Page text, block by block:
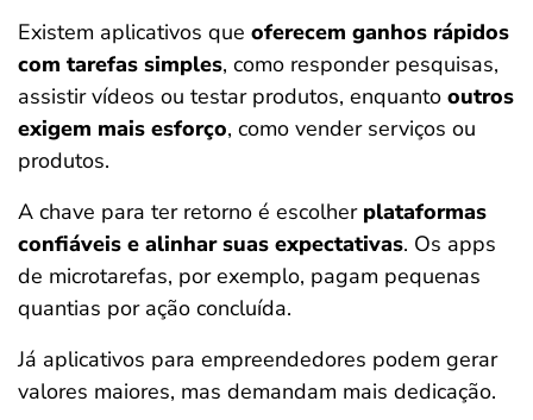
Existem aplicativos que oferecem ganhos rápidos
com tarefas simples, como responder pesquisas,
assistir vídeos ou testar produtos, enquanto outros
exigem mais esforço, como vender serviços ou
produtos.
A chave para ter retorno é escolher plataformas
confiáveis e alinhar suas expectativas. Os apps
de microtarefas, por exemplo, pagam pequenas
quantias por ação concluída.
Já aplicativos para empreendedores podem gerar
valores maiores, mas demandam mais dedicação.